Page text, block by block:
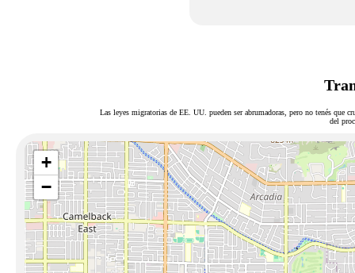
Las leyes migratorias de EE. UU. pueden ser abrumadoras, pero no tenés que
del
+
−